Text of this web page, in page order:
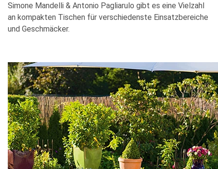
Simone Mandelli & Antonio Pagliarulo gibt es eine Vielzahl
an kompakten Tischen für verschiedenste Einsatzbereiche
und Geschmäcker.